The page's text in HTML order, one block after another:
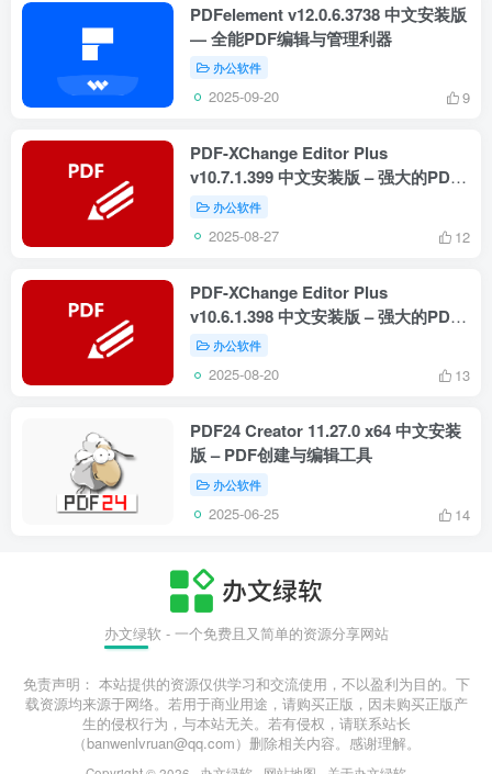
PDFelement v12.0.6.3738 中文安装版
— 全能PDF编辑与管理利器
办公软件
2025-09-20 9
PDF-XChange Editor Plus
v10.7.1.399 中文安装版 – 强大的PDF
编辑工具
办公软件
2025-08-27 12
PDF-XChange Editor Plus
v10.6.1.398 中文安装版 – 强大的PDF
编辑与管理工具
办公软件
2025-08-20 13
PDF24 Creator 11.27.0 x64 中文安装
版 – PDF创建与编辑工具
办公软件
2025-06-25 14
办文绿软 - 一个免费且又简单的资源分享网站
免责声明： 本站提供的资源仅供学习和交流使用，不以盈利为目的。下
载资源均来源于网络。若用于商业用途，请购买正版，因未购买正版产
生的侵权行为，与本站无关。若有侵权，请联系站长
（banwenlvruan@qq.com）删除相关内容。感谢理解。